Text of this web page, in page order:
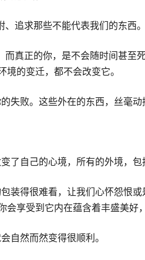
追求那些不能代表我们的东西。
真正的你，是不会随时间甚至
的变迁，都不会改变它。
败。这些外在的东西，丝毫
自己的心境，所有的外境，包
装得很难看，让我们心怀怨恨
享受到它内在蕴含着丰盛美好
自然而然变得很顺利。